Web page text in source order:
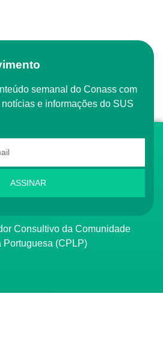
e informações do SUS
ASSINAR
Portuguesa (CPLP)